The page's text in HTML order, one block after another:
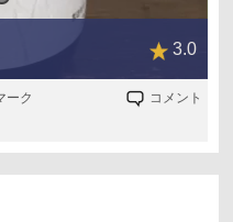
3.0
ーク コメント